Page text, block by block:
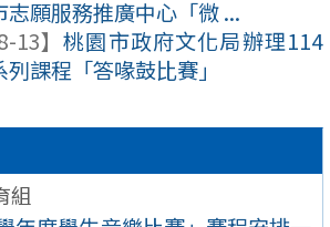
組
願服務推廣中心「微 ...
13】 桃園市政府文化局辦理114
課程「答喙鼓比賽」